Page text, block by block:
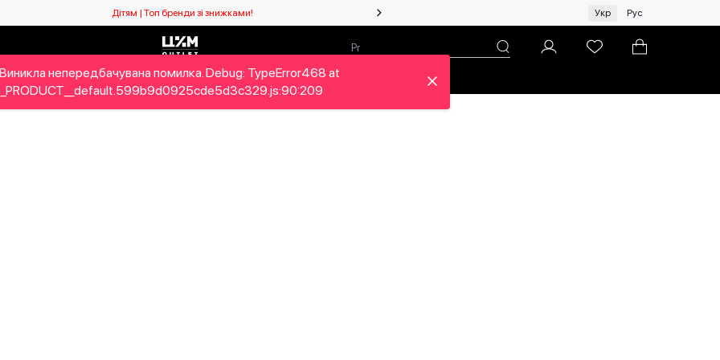
Дітям | Топ бренди зі знижками! Жінкам | Топ бренди зі знижками!
Укр Рус
Дітям Home&Gifts Бренди Новий сезон Про ЦУМ
непередбачувана помилка. Debug: TypeError468 at